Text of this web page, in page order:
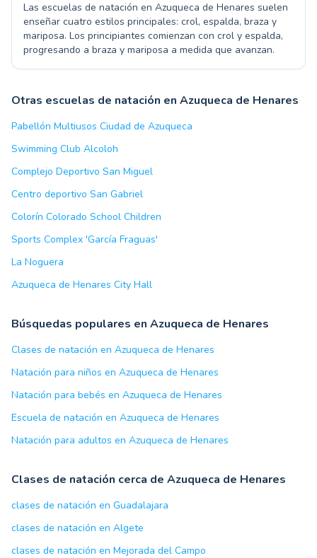
Las escuelas de natación en Azuqueca de Henares suelen
enseñar cuatro estilos principales: crol, espalda, braza y
mariposa. Los principiantes comienzan con crol y espalda,
progresando a braza y mariposa a medida que avanzan.
Otras escuelas de natación en Azuqueca de Henares
Pabellón Multiusos Ciudad de Azuqueca
Swimming Club Alcoloh
Complejo Deportivo San Miguel
Centro deportivo San Gabriel
Colorín Colorado School Children
Sports Complex 'García Fraguas'
La Noguera
Azuqueca de Henares City Hall
Búsquedas populares en Azuqueca de Henares
Clases de natación en Azuqueca de Henares
Natación para niños en Azuqueca de Henares
Natación para bebés en Azuqueca de Henares
Escuela de natación en Azuqueca de Henares
Natación para adultos en Azuqueca de Henares
Clases de natación cerca de Azuqueca de Henares
clases de natación en Guadalajara
clases de natación en Algete
clases de natación en Mejorada del Campo